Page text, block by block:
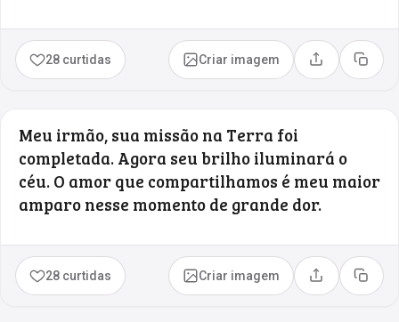
28 curtidas Criar imagem Compartilhar
Copiar
Meu irmão, sua missão na Terra foi
completada. Agora seu brilho iluminará o
céu. O amor que compartilhamos é meu maior
amparo nesse momento de grande dor.
28 curtidas Criar imagem Compartilhar
Copiar